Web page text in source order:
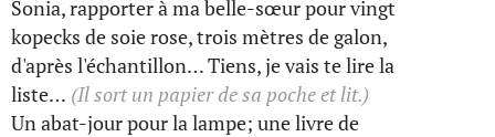
Sonia, rapporter à ma belle-sœur pour vingt
kopecks de soie rose, trois mètres de galon,
d'après l'échantillon… Tiens, je vais te lire la
liste… (Il sort un papier de sa poche et lit.)
Un abat-jour pour la lampe; une livre de